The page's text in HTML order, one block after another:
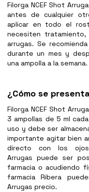
Filorga NCEF Shot
antes de cualquier
aplicar en todo el
necesiten
arrugas. Se
durante un mes y
una ampolla a la semana.
¿Cómo se
Filorga NCEF Shot
3 ampollas de 5 ml
uso y debe ser
importante agitar bien
directo con los
Arrugas puede ser
farmacia o acudiendo
farmacia Ribera
Arrugas precio.